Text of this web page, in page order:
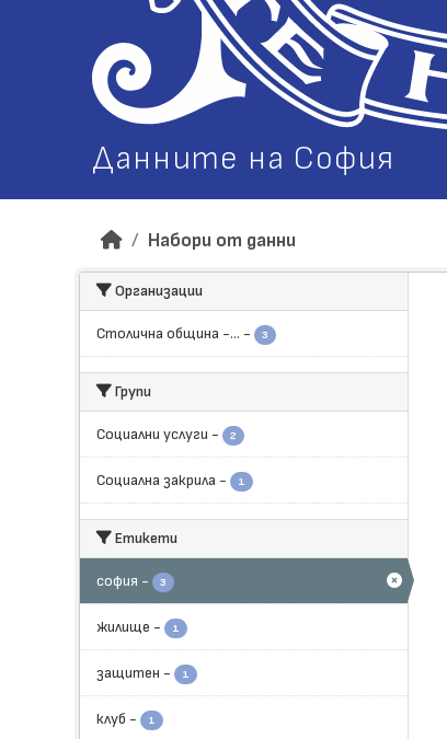
Данните на София
Набори от данни
Организации
Столична община -... - 3
Групи
Социални услуги - 2
Социална закрила - 1
Етикети
софия - 3
жилище - 1
защитен - 1
клуб - 1